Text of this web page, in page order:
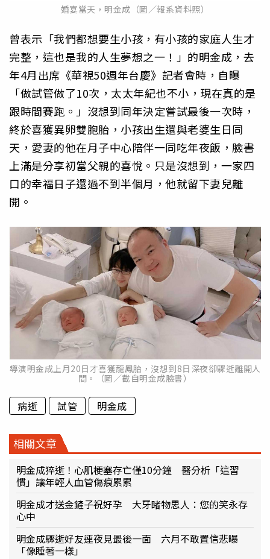
婚宴當天，明金成（圖／報系資料照）
曾表示「我們都想要生小孩，有小孩的家庭人生才
完整，這也是我的人生夢想之一！」的明金成，去
年4月出席《華視50週年台慶》記者會時，自曝
「做試管做了10次，太太年紀也不小，現在真的是
跟時間賽跑。」沒想到同年決定嘗試最後一次時，
終於喜獲異卵雙胞胎，小孩出生還與老婆生日同
天，愛妻的他在月子中心陪伴一同吃年夜飯，臉書
上滿是分享初當父親的喜悅。只是沒想到，一家四
口的幸福日子還過不到半個月，他就留下妻兒離
開。
導演明金成上月20日才喜獲龍鳳胎，沒想到8日深夜卻驟逝離開人
間。（圖／截自明金成臉書）
病逝 試管 明金成
相關文章
明金成猝逝！心肌梗塞存亡僅10分鐘 醫分析「這習
慣」讓年輕人血管傷痕累累
明金成才送金鏟子祝好孕 大牙睹物思人：您的笑永存
心中
明金成驟逝好友連夜見最後一面 六月不敢置信悲曝
「像睡著一樣」